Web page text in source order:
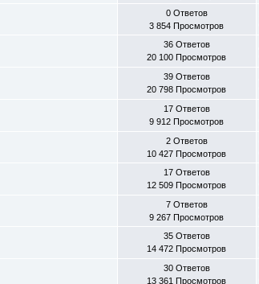
0 Ответов
3 854 Просмотров
36 Ответов
20 100 Просмотров
39 Ответов
20 798 Просмотров
17 Ответов
9 912 Просмотров
2 Ответов
10 427 Просмотров
17 Ответов
12 509 Просмотров
7 Ответов
9 267 Просмотров
35 Ответов
14 472 Просмотров
30 Ответов
13 361 Просмотров